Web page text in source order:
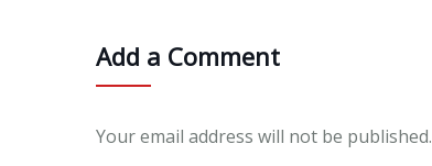
Add a Comment
Your email address will not be published.